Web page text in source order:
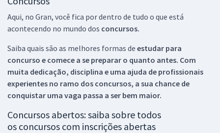
Aqui, no Gran, você fica por dentro de tudo o que está
acontecendo no mundo dos concursos.
Saiba quais são as melhores formas de estudar para
concurso e comece a se preparar o quanto antes. Com
muita dedicação, disciplina e uma ajuda de profissionais
experientes no ramo dos concursos, a sua chance de
conquistar uma vaga passa a ser bem maior.
Concursos abertos: saiba sobre todos
os concursos com inscrições abertas